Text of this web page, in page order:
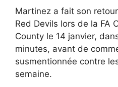
Martinez a fait son
Red Devils lors de la FA
County le 14 janvier,
minutes, avant de
susmentionnée contre
semaine.